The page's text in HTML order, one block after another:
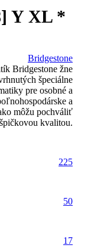
Y XL *
Bridgestone
Bridgestone žne
špeciálne
pre osobné a
a
môžu pochváliť
kvalitou.
225
50
17